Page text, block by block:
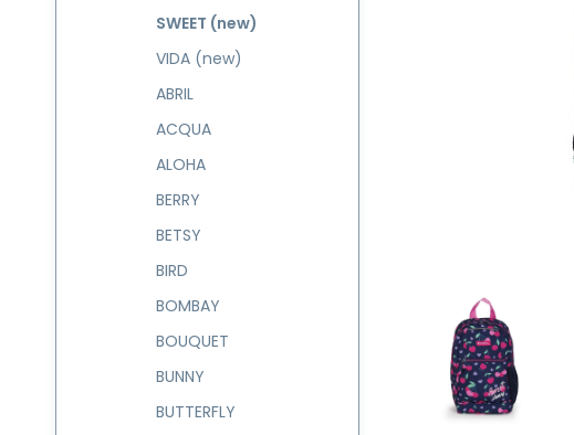
SWEET (new)
VIDA (new)
ABRIL
ACQUA
ALOHA
BERRY
BETSY
BIRD
BOMBAY
BOUQUET
BUNNY
BUTTERFLY